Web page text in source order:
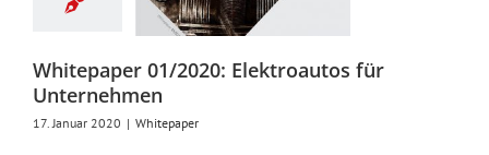
Whitepaper 01/2020: Elektroautos für
Unternehmen
17. Januar 2020 | Whitepaper